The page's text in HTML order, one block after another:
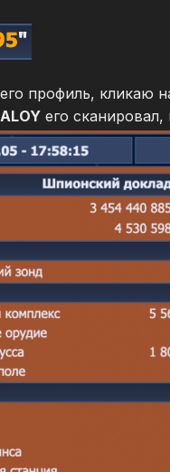
профиль, кликаю
его